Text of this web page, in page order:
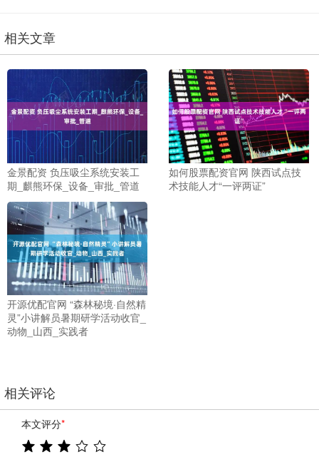
相关文章
金景配资 负压吸尘系统安装工
期_麒熊环保_设备_审批_管道
如何股票配资官网 陕西试点技
术技能人才“一评两证”
开源优配官网 “森林秘境·自然精
灵”小讲解员暑期研学活动收官_
动物_山西_实践者
相关评论
本文评分*